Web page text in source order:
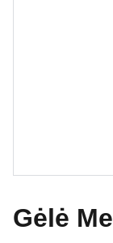
Gėlė